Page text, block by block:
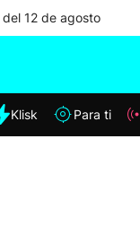
del 12 de agosto
Klisk Para ti